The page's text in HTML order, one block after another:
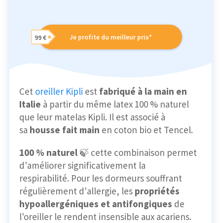
Je profite du meilleur prix*
99 €
Cet oreiller Kipli est fabriqué à la main en
Italie à partir du même latex 100 % naturel
que leur matelas Kipli. Il est associé à
sa housse fait main en coton bio et Tencel.
100 % naturel 🍃 cette combinaison permet
d'améliorer significativement la
respirabilité. Pour les dormeurs souffrant
régulièrement d'allergie, les propriétés
hypoallergéniques et antifongiques de
l'oreiller le rendent insensible aux acariens.